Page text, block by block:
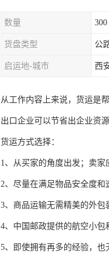
数量 300
货盘类型 公
启运地-城市 西
从工作内容上来说，货运是
出口企业可以节省出企业资
货运方式选择：
1、从买家的角度出发；卖家
2、尽量在满足物品安全度和
3、商品运输无需精美的外包
4、中国邮政提供的航空小包
5、即使拥有再多的经验，